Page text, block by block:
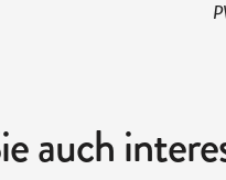
auch